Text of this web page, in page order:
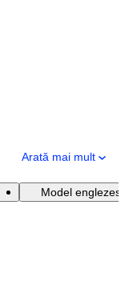
Arată mai mult
Model